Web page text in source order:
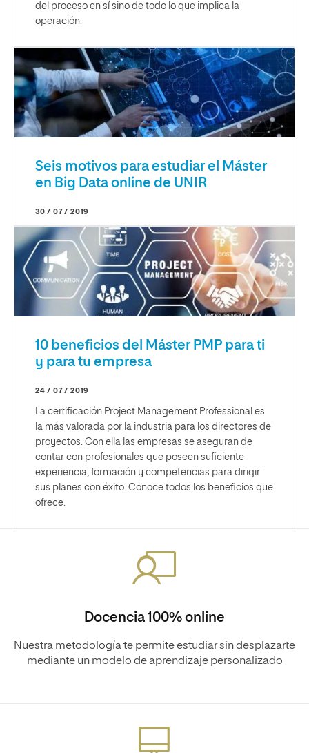
del proceso en sí sino de todo lo que implica la
operación.
Seis motivos para estudiar el Máster
en Big Data online de UNIR
30 / 07 / 2019
10 beneficios del Máster PMP para ti
y para tu empresa
24 / 07 / 2019
La certificación Project Management Professional es
la más valorada por la industria para los directores de
proyectos. Con ella las empresas se aseguran de
contar con profesionales que poseen suficiente
experiencia, formación y competencias para dirigir
sus planes con éxito. Conoce todos los beneficios que
ofrece.
Docencia 100% online
Nuestra metodología te permite estudiar sin desplazarte
mediante un modelo de aprendizaje personalizado